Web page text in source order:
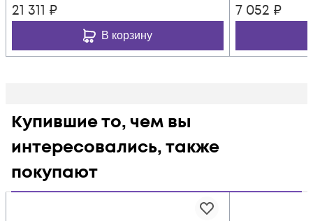
21 311 ₽
В корзину
7 052 ₽
Купившие то, чем вы
интересовались, также
покупают